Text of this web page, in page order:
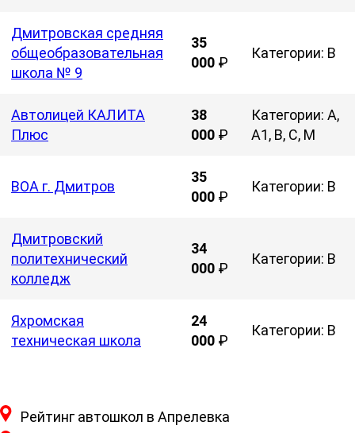
Дмитровская средняя
общеобразовательная
школа № 9
35
000 ₽
Категории: B
Автолицей КАЛИТА
Плюс
38
000 ₽
Категории: A,
A1, B, C, M
ВОА г. Дмитров
35
000 ₽
Категории: B
Дмитровский
политехнический
колледж
34
000 ₽
Категории: B
Яхромская
техническая школа
24
000 ₽
Категории: B
Рейтинг автошкол в Апрелевка